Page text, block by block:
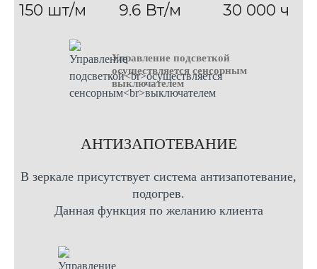
150 шт/м 9.6 Вт/м 30 000 ч
Управление подсветкой
осуществляется сенсорным
выключателем
AНТИЗАПОТЕВАНИЕ
В зеркале присутствует система антизапотевание,
подогрев.
Данная функция по желанию клиента